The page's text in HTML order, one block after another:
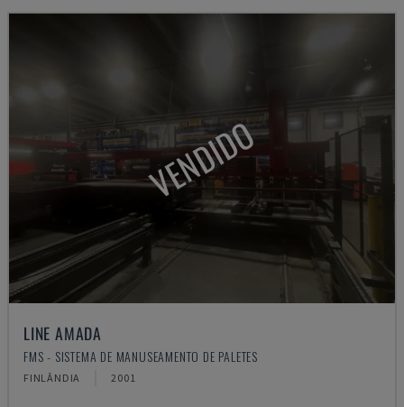
VENDIDO
LINE AMADA
FMS - SISTEMA DE MANUSEAMENTO DE PALETES
FINLÂNDIA 2001